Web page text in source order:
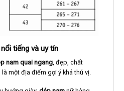
tiếng và uy tín
nam quai ngang, đẹp, chất
một địa điểm gợi ý khá thú vị.